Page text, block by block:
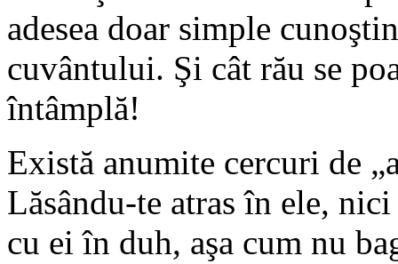
adesea doar simple
cuvântului. Şi cât rău se
întâmplă!
Există anumite cercuri de
Lăsându-te atras în ele,
cu ei în duh, aşa cum nu